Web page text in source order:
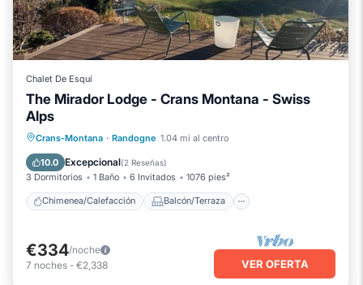
Chalet De Esquí
The Mirador Lodge - Crans Montana - Swiss
Alps
Crans-Montana · Randogne 1.04 mi al centro
10.0 Excepcional(2 Reseñas)
3 Dormitorios 1 Baño 6 Invitados 1076 pies²
Chimenea/Calefacción Balcón/Terraza
Chimenea/Calefacción
Balcón/Terraza
Cocina
Internet
€334/noche
7 noches - €2,338 VER OFERTA